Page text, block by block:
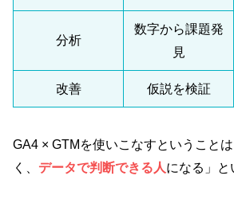
分析
数字から課題発
見
改善 仮説を検証
GA4 × GTMを使いこなすということ
く、 データで判断できる人になる」と